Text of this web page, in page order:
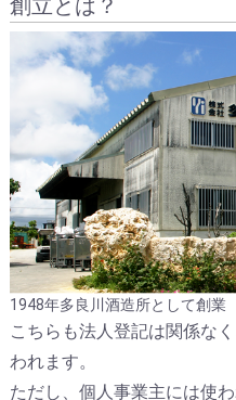
1948年多良川酒造所として創業
こちらも法人登記は関係な
われます。
ただし、個人事業主には使わ